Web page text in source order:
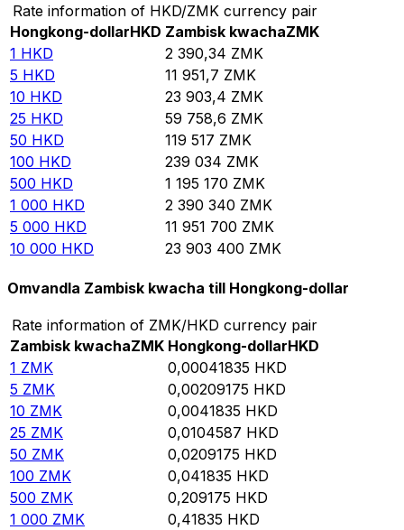
Rate information of HKD/ZMK currency pair
Hongkong-dollarHKD Zambisk kwachaZMK
1 HKD 2 390,34 ZMK
5 HKD 11 951,7 ZMK
10 HKD 23 903,4 ZMK
25 HKD 59 758,6 ZMK
50 HKD 119 517 ZMK
100 HKD 239 034 ZMK
500 HKD 1 195 170 ZMK
1 000 HKD 2 390 340 ZMK
5 000 HKD 11 951 700 ZMK
10 000 HKD 23 903 400 ZMK
Omvandla Zambisk kwacha till Hongkong-dollar
Rate information of ZMK/HKD currency pair
Zambisk kwachaZMK Hongkong-dollarHKD
1 ZMK 0,00041835 HKD
5 ZMK 0,00209175 HKD
10 ZMK 0,0041835 HKD
25 ZMK 0,0104587 HKD
50 ZMK 0,0209175 HKD
100 ZMK 0,041835 HKD
500 ZMK 0,209175 HKD
1 000 ZMK 0,41835 HKD